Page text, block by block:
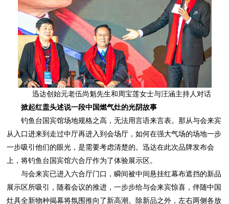
迅达创始元老伍尚魁先生和周宝莲女士与汪涵主持人对话
掀起红盖头述说一段中国燃气灶的光阴故事
上，将钓鱼台国宾馆六合厅作为了体验展示区。